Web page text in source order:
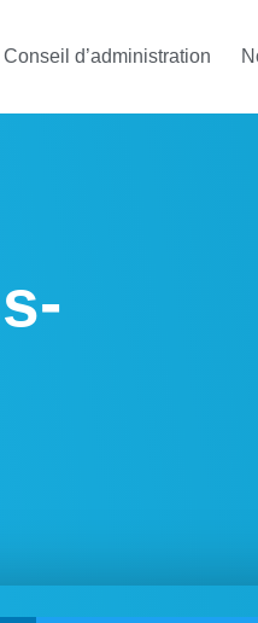
Conseil d’administration